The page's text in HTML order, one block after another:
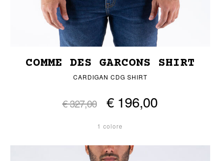
COMME DES GARCONS SHIRT
CARDIGAN CDG SHIRT
€ 327,00 € 196,00
1 colore